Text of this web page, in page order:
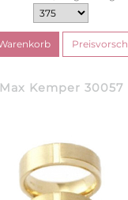
Max Kemper 30057